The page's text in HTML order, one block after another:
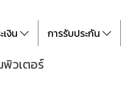
งิน การรับประกัน
พิวเตอร์